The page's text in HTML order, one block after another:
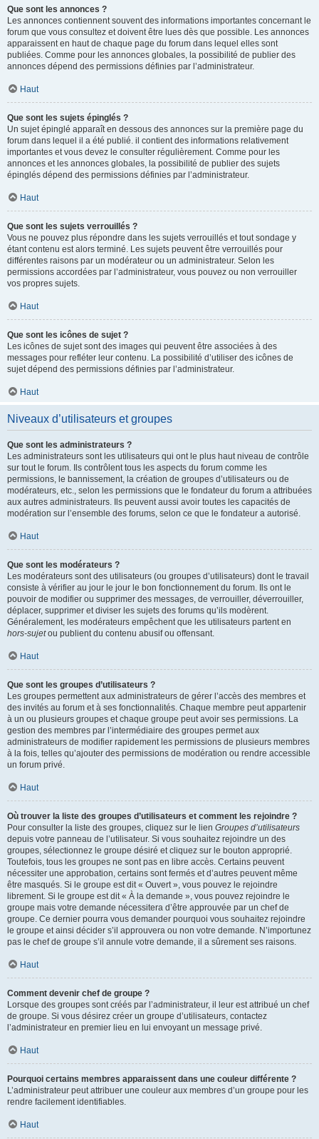
Que sont les annonces ?
Les annonces contiennent souvent des informations importantes concernant le
forum que vous consultez et doivent être lues dès que possible. Les annonces
apparaissent en haut de chaque page du forum dans lequel elles sont
publiées. Comme pour les annonces globales, la possibilité de publier des
annonces dépend des permissions définies par l’administrateur.
Haut
Que sont les sujets épinglés ?
Un sujet épinglé apparaît en dessous des annonces sur la première page du
forum dans lequel il a été publié. il contient des informations relativement
importantes et vous devez le consulter régulièrement. Comme pour les
annonces et les annonces globales, la possibilité de publier des sujets
épinglés dépend des permissions définies par l’administrateur.
Haut
Que sont les sujets verrouillés ?
Vous ne pouvez plus répondre dans les sujets verrouillés et tout sondage y
étant contenu est alors terminé. Les sujets peuvent être verrouillés pour
différentes raisons par un modérateur ou un administrateur. Selon les
permissions accordées par l’administrateur, vous pouvez ou non verrouiller
vos propres sujets.
Haut
Que sont les icônes de sujet ?
Les icônes de sujet sont des images qui peuvent être associées à des
messages pour refléter leur contenu. La possibilité d’utiliser des icônes de
sujet dépend des permissions définies par l’administrateur.
Haut
Niveaux d’utilisateurs et groupes
Que sont les administrateurs ?
Les administrateurs sont les utilisateurs qui ont le plus haut niveau de contrôle
sur tout le forum. Ils contrôlent tous les aspects du forum comme les
permissions, le bannissement, la création de groupes d’utilisateurs ou de
modérateurs, etc., selon les permissions que le fondateur du forum a attribuées
aux autres administrateurs. Ils peuvent aussi avoir toutes les capacités de
modération sur l’ensemble des forums, selon ce que le fondateur a autorisé.
Haut
Que sont les modérateurs ?
Les modérateurs sont des utilisateurs (ou groupes d’utilisateurs) dont le travail
consiste à vérifier au jour le jour le bon fonctionnement du forum. Ils ont le
pouvoir de modifier ou supprimer des messages, de verrouiller, déverrouiller,
déplacer, supprimer et diviser les sujets des forums qu’ils modèrent.
Généralement, les modérateurs empêchent que les utilisateurs partent en
hors-sujetou publient du contenu abusif ou offensant.
Haut
Que sont les groupes d’utilisateurs ?
Les groupes permettent aux administrateurs de gérer l’accès des membres et
des invités au forum et à ses fonctionnalités. Chaque membre peut appartenir
à un ou plusieurs groupes et chaque groupe peut avoir ses permissions. La
gestion des membres par l’intermédiaire des groupes permet aux
administrateurs de modifier rapidement les permissions de plusieurs membres
à la fois, telles qu’ajouter des permissions de modération ou rendre accessible
un forum privé.
Haut
Où trouver la liste des groupes d’utilisateurs et comment les rejoindre ?
Pour consulter la liste des groupes, cliquez sur le lien Groupes d’utilisateurs
depuis votre panneau de l’utilisateur. Si vous souhaitez rejoindre un des
groupes, sélectionnez le groupe désiré et cliquez sur le bouton approprié.
Toutefois, tous les groupes ne sont pas en libre accès. Certains peuvent
nécessiter une approbation, certains sont fermés et d’autres peuvent même
être masqués. Si le groupe est dit « Ouvert », vous pouvez le rejoindre
librement. Si le groupe est dit « À la demande », vous pouvez rejoindre le
groupe mais votre demande nécessitera d’être approuvée par un chef de
groupe. Ce dernier pourra vous demander pourquoi vous souhaitez rejoindre
le groupe et ainsi décider s’il approuvera ou non votre demande. N’importunez
pas le chef de groupe s’il annule votre demande, il a sûrement ses raisons.
Haut
Comment devenir chef de groupe ?
Lorsque des groupes sont créés par l’administrateur, il leur est attribué un chef
de groupe. Si vous désirez créer un groupe d’utilisateurs, contactez
l’administrateur en premier lieu en lui envoyant un message privé.
Haut
Pourquoi certains membres apparaissent dans une couleur différente ?
L’administrateur peut attribuer une couleur aux membres d’un groupe pour les
rendre facilement identifiables.
Haut